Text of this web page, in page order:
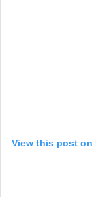
View this post on